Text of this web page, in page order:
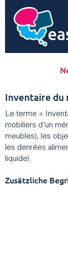
Inventaire du
Le terme «
mobiliers d’un
meubles), les
les denrées
liquide).
Zusätzliche